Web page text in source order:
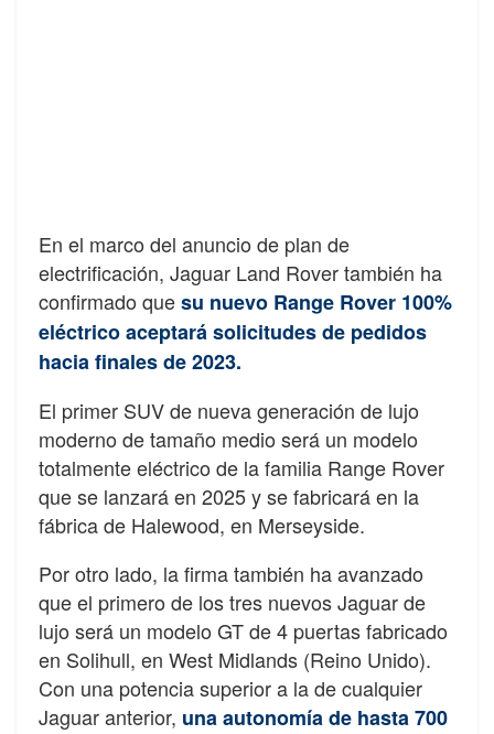
En el marco del anuncio de plan de
electrificación, Jaguar Land Rover también ha
confirmado quesu nuevo Range Rover 100%
eléctrico aceptará solicitudes de pedidos
hacia finales de 2023.
El primer SUV de nueva generación de lujo
moderno de tamaño medio será un modelo
totalmente eléctrico de la familia Range Rover
que se lanzará en 2025 y se fabricará en la
fábrica de Halewood, en Merseyside.
Por otro lado, la firma también ha avanzado
que el primero de los tres nuevos Jaguar de
lujo será un modelo GT de 4 puertas fabricado
en Solihull, en West Midlands (Reino Unido).
Con una potencia superior a la de cualquier
Jaguar anterior, una autonomía de hasta 700